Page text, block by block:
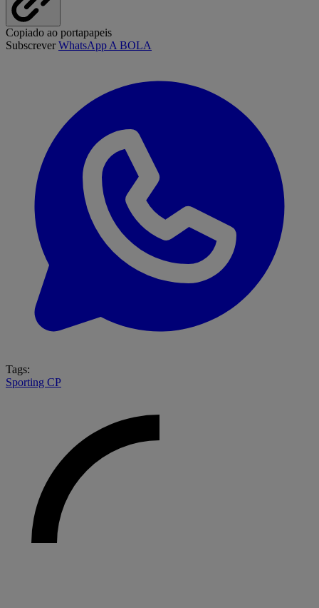
Copiado ao portapapeis
SubscreverWhatsApp A BOLA
Tags:
Sporting CP